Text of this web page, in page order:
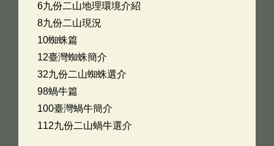
6九份二山地理環境介紹
8九份二山現況
10蜘蛛篇
12臺灣蜘蛛簡介
32九份二山蜘蛛選介
98蝸牛篇
100臺灣蝸牛簡介
112九份二山蝸牛選介